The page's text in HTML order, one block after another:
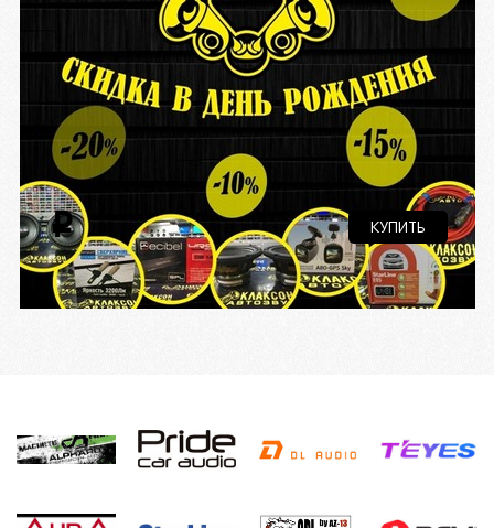
Входной терминал подключения 16 AWG
Выходной терминал подключения 20 AWG
Тип подсветки передней панели <p>ARGB, 7
цветов, 2 зоны</p>
i КУПИТЬ